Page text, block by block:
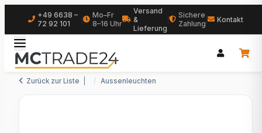
+49 6638 –
72 92 101
Mo–Fr
8–16 Uhr
Versand
&
Lieferung
Sichere
Zahlung
Kontakt
Zurück zur Liste Aussenleuchten